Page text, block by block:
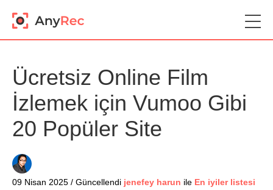
Ücretsiz Online Film
İzlemek için Vumoo Gibi
20 Popüler Site
09 Nisan 2025 / Güncellendi jenefey harun ile En iyiler listesi